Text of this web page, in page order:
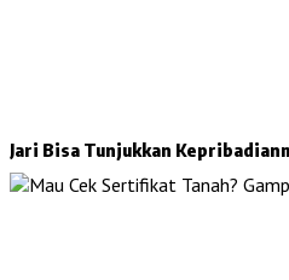
Jari Bisa Tunjukkan